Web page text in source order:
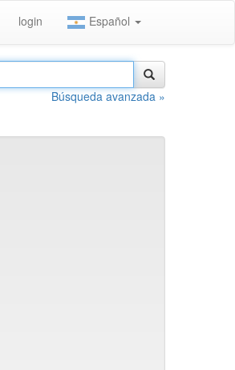
login Español
Búsqueda avanzada »